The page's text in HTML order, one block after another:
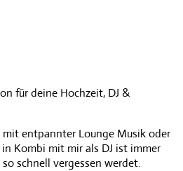
für deine Hochzeit, DJ &
mit entpannter Lounge Musik oder
Kombi mit mir als DJ ist immer
schnell vergessen werdet.